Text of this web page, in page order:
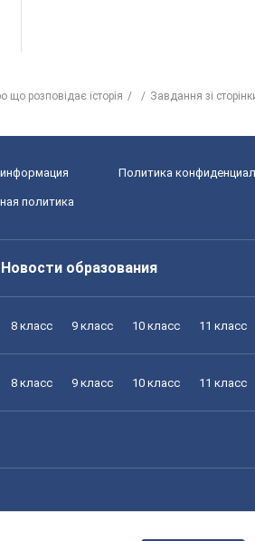
що розповідає історія
Завдання зі
Политика
политика
Новости образования
8 класс 9 класс 10 класс 11 класс
8 класс 9 класс 10 класс 11 класс